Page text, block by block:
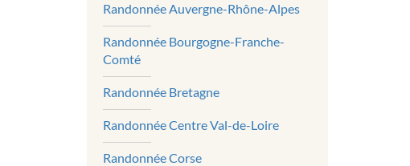
Randonnée Auvergne-Rhône-Alpes
Randonnée Bourgogne-Franche-
Comté
Randonnée Bretagne
Randonnée Centre Val-de-Loire
Randonnée Corse